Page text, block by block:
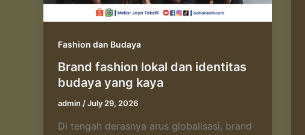
Fashion dan Budaya
Brand fashion lokal dan identitas
budaya yang kaya
admin /July 29, 2026
Di tengah derasnya arus globalisasi, brand